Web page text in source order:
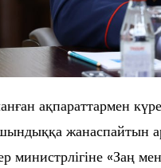
ақпараттармен
жанаспайтын
министрлігіне «Заң